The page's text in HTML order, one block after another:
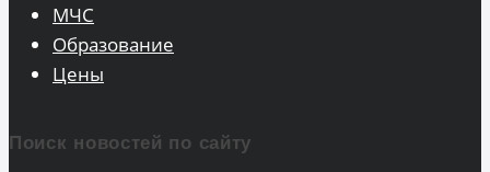
МЧС
Образование
Цены
Поиск новостей по сайту